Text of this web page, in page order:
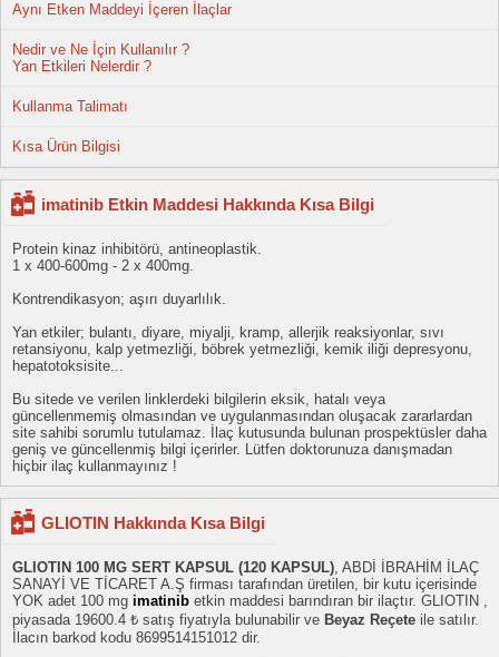
Aynı Etken Maddeyi İçeren İlaçlar
Nedir ve Ne İçin Kullanılır ?
Yan Etkileri Nelerdir ?
Kullanma Talimatı
Kısa Ürün Bilgisi
imatinib Etkin Maddesi Hakkında Kısa Bilgi
Protein kinaz inhibitörü, antineoplastik.
1 x 400-600mg - 2 x 400mg.
Kontrendikasyon; aşırı duyarlılık.
Yan etkiler; bulantı, diyare, miyalji, kramp, allerjik reaksiyonlar, sıvı
retansiyonu, kalp yetmezliği, böbrek yetmezliği, kemik iliği depresyonu,
hepatotoksisite...
Bu sitede ve verilen linklerdeki bilgilerin eksik, hatalı veya
güncellenmemiş olmasından ve uygulanmasından oluşacak zararlardan
site sahibi sorumlu tutulamaz. İlaç kutusunda bulunan prospektüsler daha
geniş ve güncellenmiş bilgi içerirler. Lütfen doktorunuza danışmadan
hiçbir ilaç kullanmayınız !
GLIOTIN Hakkında Kısa Bilgi
GLIOTIN 100 MG SERT KAPSUL (120 KAPSUL), ABDİ İBRAHİM İLAÇ
SANAYİ VE TİCARET A.Ş firması tarafından üretilen, bir kutu içerisinde
YOK adet 100 mg imatinib etkin maddesi barındıran bir ilaçtır. GLIOTIN ,
piyasada 19600.4 ₺ satış fiyatıyla bulunabilir ve Beyaz Reçete ile satılır.
İlacın barkod kodu 8699514151012 dir.